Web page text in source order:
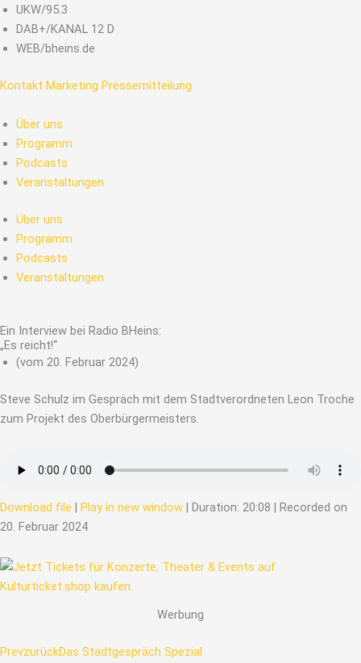
Zum
Inhalt
springen
UKW/95.3
DAB+/KANAL 12 D
WEB/bheins.de
Kontakt Marketing Pressemitteilung
Über uns
Programm
Podcasts
Veranstaltungen
Über uns
Programm
Podcasts
Veranstaltungen
Ein Interview bei Radio BHeins:
„Es reicht!“
(vom 20. Februar 2024)
Steve Schulz im Gespräch mit dem Stadtverordneten Leon Troche
zum Projekt des Oberbürgermeisters.
Download file | Play in new window | Duration: 20:08 | Recorded on
20. Februar 2024
Werbung
PrevzurückDas Stadtgespräch Spezial